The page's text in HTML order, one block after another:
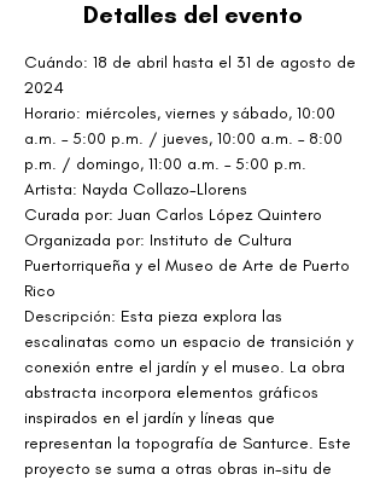
Detalles del evento
Cuándo: 18 de abril hasta el 31 de agosto de
2024
Horario: miércoles, viernes y sábado, 10:00
a.m. – 5:00 p.m. / jueves, 10:00 a.m. – 8:00
p.m. / domingo, 11:00 a.m. – 5:00 p.m.
Artista: Nayda Collazo-Llorens
Curada por: Juan Carlos López Quintero
Organizada por: Instituto de Cultura
Puertorriqueña y el Museo de Arte de Puerto
Rico
Descripción: Esta pieza explora las
escalinatas como un espacio de transición y
conexión entre el jardín y el museo. La obra
abstracta incorpora elementos gráficos
inspirados en el jardín y líneas que
representan la topografía de Santurce. Este
proyecto se suma a otras obras in-situ de